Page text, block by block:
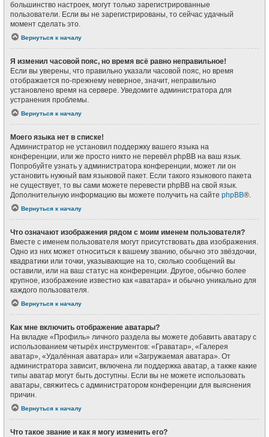
большинство настроек, могут только зарегистрированные
пользователи. Если вы не зарегистрированы, то сейчас удачный
момент сделать это.
Вернуться к началу
Я изменил часовой пояс, но время всё равно неправильное!
Если вы уверены, что правильно указали часовой пояс, но время
отображается по-прежнему неверное, значит, неправильно
установлено время на сервере. Уведомите администратора для
устранения проблемы.
Вернуться к началу
Моего языка нет в списке!
Администратор не установил поддержку вашего языка на
конференции, или же просто никто не перевёл phpBB на ваш язык.
Попробуйте узнать у администратора конференции, может ли он
установить нужный вам языковой пакет. Если такого языкового пакета
не существует, то вы сами можете перевести phpBB на свой язык.
Дополнительную информацию вы можете получить на сайте phpBB®.
Вернуться к началу
Что означают изображения рядом с моим именем пользователя?
Вместе с именем пользователя могут присутствовать два изображения.
Одно из них может относиться к вашему званию, обычно это звёздочки,
квадратики или точки, указывающие на то, сколько сообщений вы
оставили, или на ваш статус на конференции. Другое, обычно более
крупное, изображение известно как «аватара» и обычно уникально для
каждого пользователя.
Вернуться к началу
Как мне включить отображение аватары?
На вкладке «Профиль» личного раздела вы можете добавить аватару с
использованием четырёх инструментов: «Граватар», «Галерея
аватар», «Удалённая аватара» или «Загружаемая аватара». От
администратора зависит, включена ли поддержка аватар, а также какие
типы аватар могут быть доступны. Если вы не можете использовать
аватары, свяжитесь с администратором конференции для выяснения
причин.
Вернуться к началу
Что такое звание и как я могу изменить его?